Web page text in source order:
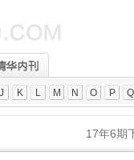
J K L M N O P Q
17年6期